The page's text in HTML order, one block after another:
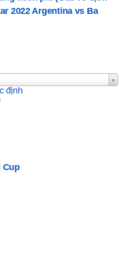
2022 Argentina vs Ba
định
Cup